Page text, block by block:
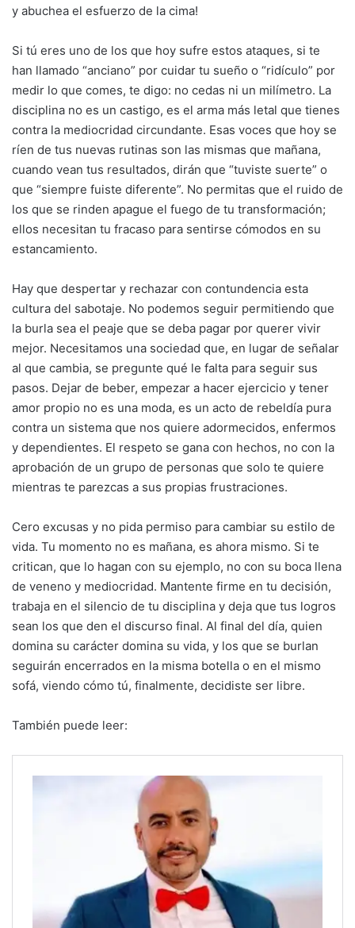
y abuchea el esfuerzo de la cima!
Si tú eres uno de los que hoy sufre estos ataques, si te
han llamado “anciano” por cuidar tu sueño o “ridículo” por
medir lo que comes, te digo: no cedas ni un milímetro. La
disciplina no es un castigo, es el arma más letal que tienes
contra la mediocridad circundante. Esas voces que hoy se
ríen de tus nuevas rutinas son las mismas que mañana,
cuando vean tus resultados, dirán que “tuviste suerte” o
que “siempre fuiste diferente”. No permitas que el ruido de
los que se rinden apague el fuego de tu transformación;
ellos necesitan tu fracaso para sentirse cómodos en su
estancamiento.
Hay que despertar y rechazar con contundencia esta
cultura del sabotaje. No podemos seguir permitiendo que
la burla sea el peaje que se deba pagar por querer vivir
mejor. Necesitamos una sociedad que, en lugar de señalar
al que cambia, se pregunte qué le falta para seguir sus
pasos. Dejar de beber, empezar a hacer ejercicio y tener
amor propio no es una moda, es un acto de rebeldía pura
contra un sistema que nos quiere adormecidos, enfermos
y dependientes. El respeto se gana con hechos, no con la
aprobación de un grupo de personas que solo te quiere
mientras te parezcas a sus propias frustraciones.
Cero excusas y no pida permiso para cambiar su estilo de
vida. Tu momento no es mañana, es ahora mismo. Si te
critican, que lo hagan con su ejemplo, no con su boca llena
de veneno y mediocridad. Mantente firme en tu decisión,
trabaja en el silencio de tu disciplina y deja que tus logros
sean los que den el discurso final. Al final del día, quien
domina su carácter domina su vida, y los que se burlan
seguirán encerrados en la misma botella o en el mismo
sofá, viendo cómo tú, finalmente, decidiste ser libre.
También puede leer: